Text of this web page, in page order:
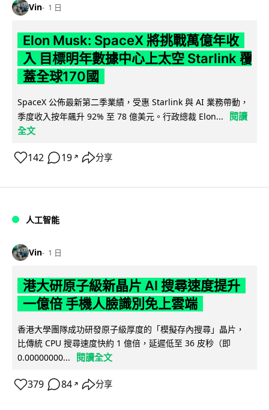
Vin 1 日
Elon Musk: SpaceX 將挑戰萬億年收
入 目標明年數據中心上太空 Starlink 覆
蓋全球170國
SpaceX 公佈最新第二季業績，受惠 Starlink 與 AI 業務帶動，
季度收入按年飆升 92% 至 78 億美元。行政總裁 Elon...
閱讀
全文
142 19 ↗ 分享
人工智能
Vin 1 日
港大研原子級新晶片 AI 搜尋速度提升
一億倍 手機人臉識別免上雲端
香港大學團隊成功研發原子級厚度的「模擬存內搜尋」晶片，
比傳統 CPU 搜尋速度快約 1 億倍，延遲低至 36 皮秒（即
0.00000000...
閱讀全文
379 84 ↗ 分享